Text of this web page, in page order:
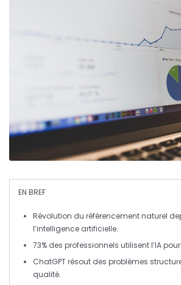
EN BREF
Révolution du référencement naturel
l’intelligence artificielle.
73% des professionnels utilisent l’IA
ChatGPT résout des problèmes
qualité.